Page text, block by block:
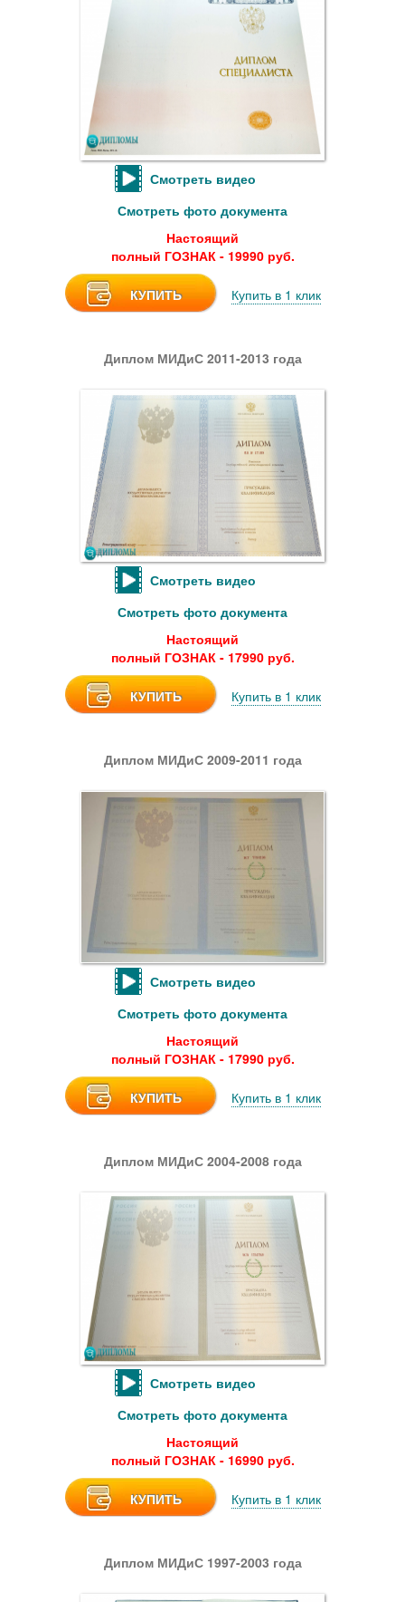
Смотреть видео
Смотреть фото документа
Настоящий
полный ГОЗНАК - 19990 руб.
КУПИТЬ Купить в 1 клик
Диплом МИДиС 2011-2013 года
Смотреть видео
Смотреть фото документа
Настоящий
полный ГОЗНАК - 17990 руб.
КУПИТЬ Купить в 1 клик
Диплом МИДиС 2009-2011 года
Смотреть видео
Смотреть фото документа
Настоящий
полный ГОЗНАК - 17990 руб.
КУПИТЬ Купить в 1 клик
Диплом МИДиС 2004-2008 года
Смотреть видео
Смотреть фото документа
Настоящий
полный ГОЗНАК - 16990 руб.
КУПИТЬ Купить в 1 клик
Диплом МИДиС 1997-2003 года